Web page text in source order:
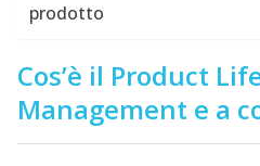
prodotto
Cos’è il Product
Management e a